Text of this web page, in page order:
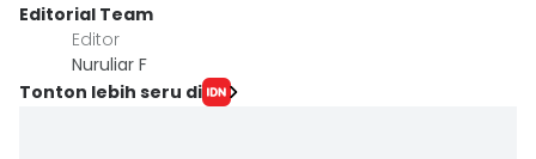
Editorial Team
Editor
Nuruliar F
Tonton lebih seru di